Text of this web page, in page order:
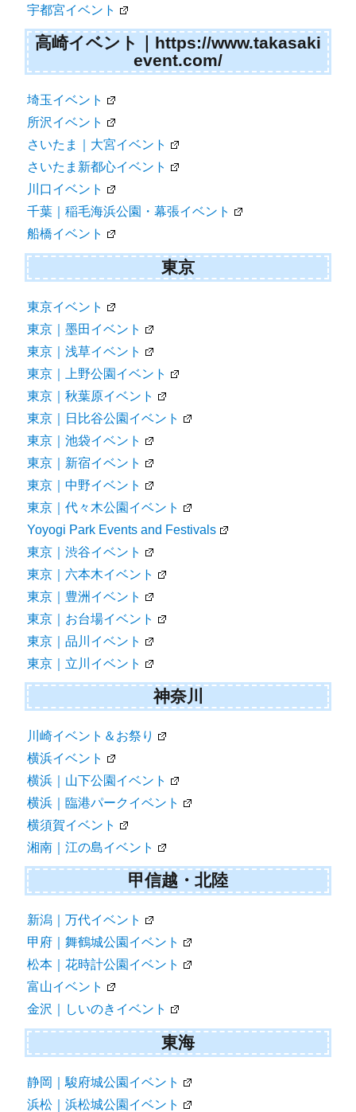
宇都宮イベント
高崎イベント｜https://www.takasaki
event.com/
埼玉イベント
所沢イベント
さいたま｜大宮イベント
さいたま新都心イベント
川口イベント
千葉｜稲毛海浜公園・幕張イベント
船橋イベント
東京
東京イベント
東京｜墨田イベント
東京｜浅草イベント
東京｜上野公園イベント
東京｜秋葉原イベント
東京｜日比谷公園イベント
東京｜池袋イベント
東京｜新宿イベント
東京｜中野イベント
東京｜代々木公園イベント
Yoyogi Park Events and Festivals
東京｜渋谷イベント
東京｜六本木イベント
東京｜豊洲イベント
東京｜お台場イベント
東京｜品川イベント
東京｜立川イベント
神奈川
川崎イベント＆お祭り
横浜イベント
横浜｜山下公園イベント
横浜｜臨港パークイベント
横須賀イベント
湘南｜江の島イベント
甲信越・北陸
新潟｜万代イベント
甲府｜舞鶴城公園イベント
松本｜花時計公園イベント
富山イベント
金沢｜しいのきイベント
東海
静岡｜駿府城公園イベント
浜松｜浜松城公園イベント